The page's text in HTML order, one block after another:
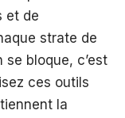
et de
strate de
se bloque, c’est
ces outils
la